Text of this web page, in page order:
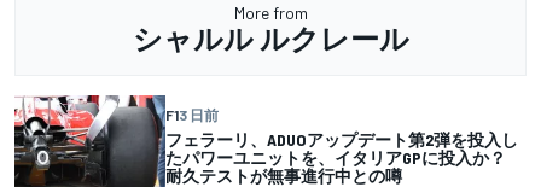
More from
シャルル ルクレール
F13 日前
フェラーリ、ADUOアップデート第2弾を投入し
たパワーユニットを、イタリアGPに投入か？
耐久テストが無事進行中との噂